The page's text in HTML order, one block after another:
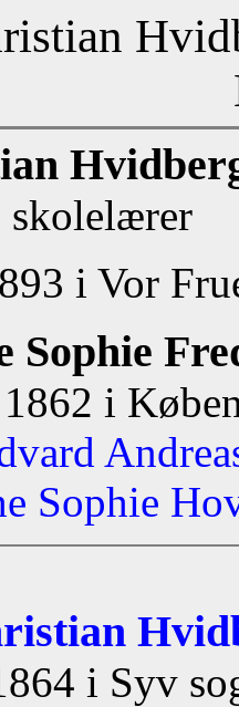
skolelærer
i Vor
Sophie
i
Sophie
i Syv